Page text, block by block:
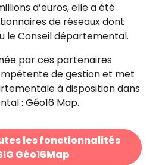
d’euros, elle a été
de réseaux dont
le Conseil départemental.
par ces partenaires
de gestion et met
à disposition dans
: Géo16 Map.
les fonctionnalités
Géo16Map